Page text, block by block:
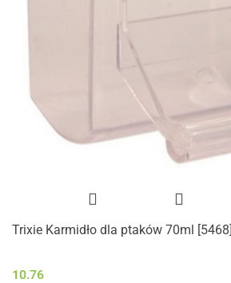
Trixie Karmidło dla ptaków 70ml [5468]
10.76